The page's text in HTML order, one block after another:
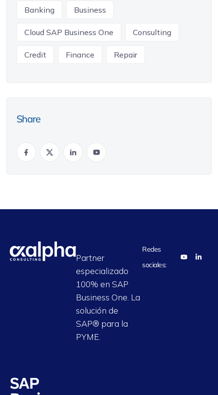
Banking Business
Cloud SAP Business One Consulting
Credit Finance Repair
Share
Partner
especializado
100% en SAP
Business One. La
solución de
SAP® para la
PYME.
Redes
sociales: